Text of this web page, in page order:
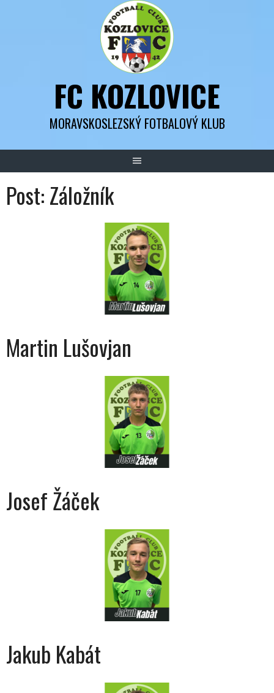
FC KOZLOVICE
MORAVSKOSLEZSKÝ FOTBALOVÝ KLUB
Post:Záložník
Martin Lušovjan
Josef Žáček
Jakub Kabát